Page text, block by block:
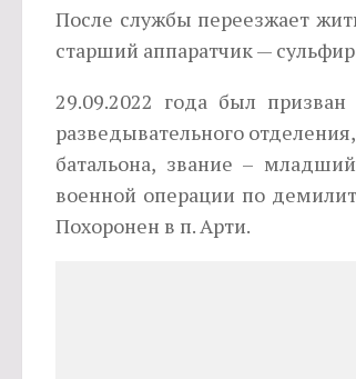
После службы переезжает
старший аппаратчик —
29.09.2022 года был
разведывательного
батальона, звание –
военной операции по
Похоронен в п. Арти.